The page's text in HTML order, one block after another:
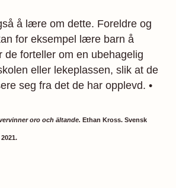
å lære om dette. Foreldre og
for eksempel lære barn å
de forteller om en ubehagelig
eller lekeplassen, slik at de
seg fra det de har opplevd. •
oro och ältande. Ethan Kross. Svensk